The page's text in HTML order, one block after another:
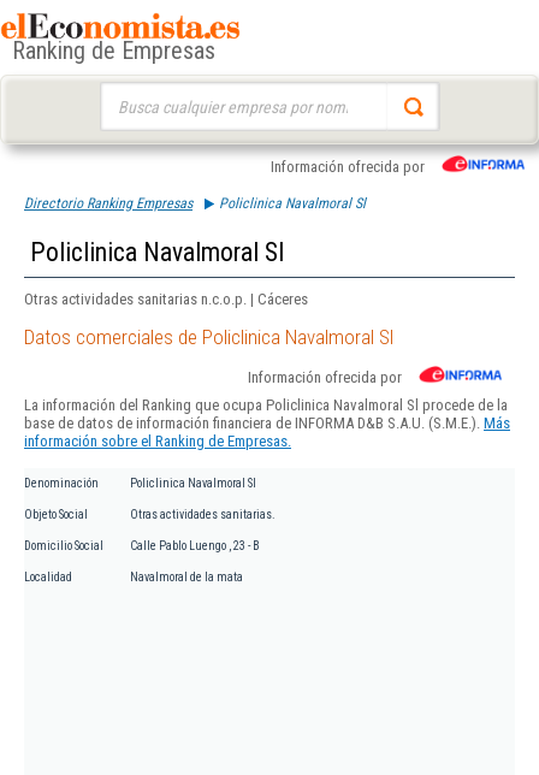
Ranking de Empresas
Información ofrecida por
Directorio Ranking Empresas Policlinica Navalmoral Sl
Policlinica Navalmoral Sl
Otras actividades sanitarias n.c.o.p. | Cáceres
Datos comerciales de Policlinica Navalmoral Sl
Información ofrecida por
La información del Ranking que ocupa Policlinica Navalmoral Sl procede de la
base de datos de información financiera de INFORMA D&B S.A.U. (S.M.E.). Más
información sobre el Ranking de Empresas.
Denominación Policlinica Navalmoral Sl
Objeto Social Otras actividades sanitarias.
Domicilio Social Calle Pablo Luengo , 23 - B
Localidad Navalmoral de la mata